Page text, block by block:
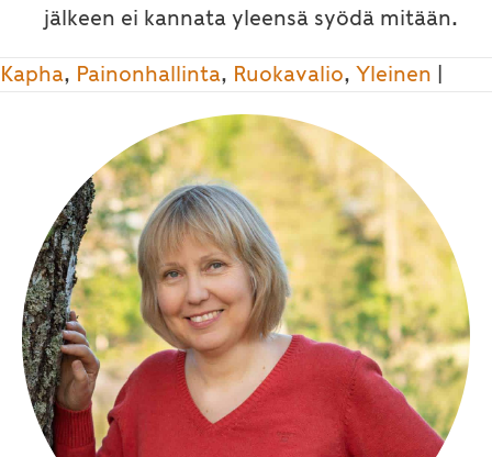
jälkeen ei kannata yleensä syödä mitään.
Kapha, Painonhallinta, Ruokavalio, Yleinen